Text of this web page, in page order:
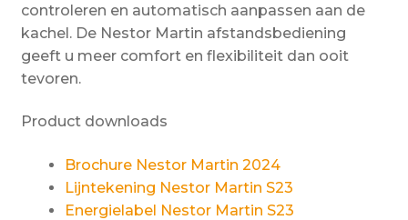
controleren en automatisch aanpassen aan de
kachel. De Nestor Martin afstandsbediening
geeft u meer comfort en flexibiliteit dan ooit
tevoren.
Product downloads
Brochure Nestor Martin 2024
Lijntekening Nestor Martin S23
Energielabel Nestor Martin S23